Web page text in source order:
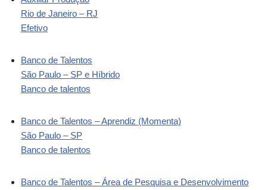
Rio de Janeiro – RJ
Efetivo
Banco de Talentos
São Paulo – SP e Híbrido
Banco de talentos
Banco de Talentos – Aprendiz (Momenta)
São Paulo – SP
Banco de talentos
Banco de Talentos – Área de Pesquisa e Desenvolvimento